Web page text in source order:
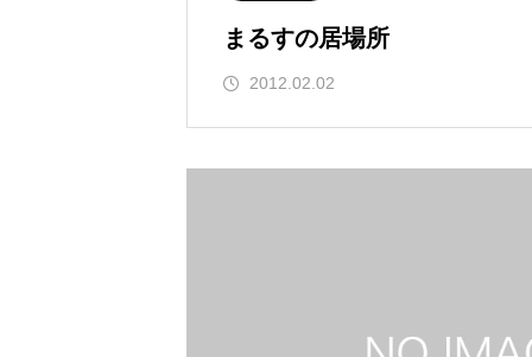
まるすの居場所
2012.02.02